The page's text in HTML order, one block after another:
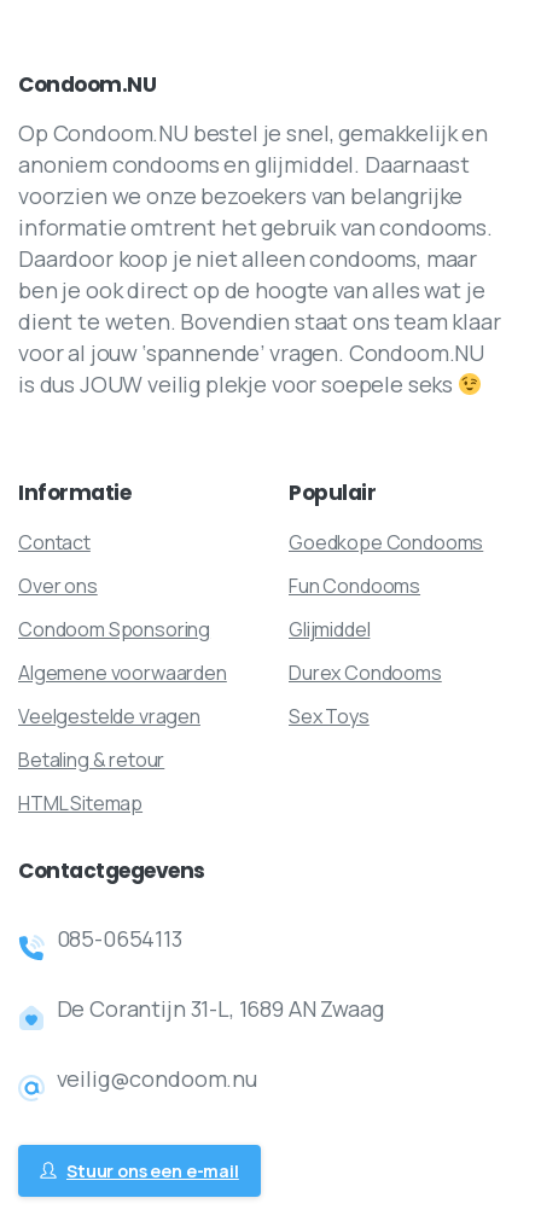
Condoom.NU
Op Condoom.NU bestel je snel, gemakkelijk en
anoniem condooms en glijmiddel. Daarnaast
voorzien we onze bezoekers van belangrijke
informatie omtrent het gebruik van condooms.
Daardoor koop je niet alleen condooms, maar
ben je ook direct op de hoogte van alles wat je
dient te weten. Bovendien staat ons team klaar
voor al jouw ‘spannende’ vragen. Condoom.NU
is dus JOUW veilig plekje voor soepele seks
Informatie
Contact
Over ons
Condoom Sponsoring
Algemene voorwaarden
Veelgestelde vragen
Betaling & retour
HTML Sitemap
Populair
Goedkope Condooms
Fun Condooms
Glijmiddel
Durex Condooms
Sex Toys
Contactgegevens
085-0654113
De Corantijn 31-L, 1689 AN Zwaag
veilig@condoom.nu
Stuur ons een e-mail